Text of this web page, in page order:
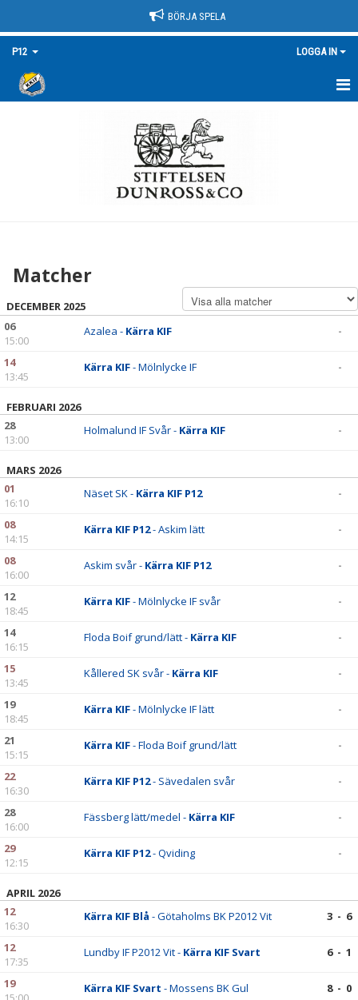
BÖRJA SPELA
P12 LOGGA IN
DOKUMENT
Matcher
DECEMBER 2025
06
15:00
Azalea - Kärra KIF -
14
13:45
Kärra KIF- Mölnlycke IF -
FEBRUARI 2026
28
13:00
Holmalund IF Svår - Kärra KIF -
MARS 2026
01
16:10
Näset SK - Kärra KIF P12 -
08
14:15
Kärra KIF P12- Askim lätt -
08
16:00
Askim svår - Kärra KIF P12 -
12
18:45
Kärra KIF- Mölnlycke IF svår -
14
16:15
Floda Boif grund/lätt - Kärra KIF -
15
13:45
Kållered SK svår - Kärra KIF -
19
18:45
Kärra KIF- Mölnlycke IF lätt -
21
15:15
Kärra KIF- Floda Boif grund/lätt -
22
16:30
Kärra KIF P12- Sävedalen svår -
28
16:00
Fässberg lätt/medel - Kärra KIF -
29
12:15
Kärra KIF P12- Qviding -
APRIL 2026
12
16:30
Kärra KIF Blå - Götaholms BK P2012 Vit 3 - 6
12
17:35
Lundby IF P2012 Vit - Kärra KIF Svart 6 - 1
19
Kärra KIF Svart - Mossens BK Gul 8 - 0